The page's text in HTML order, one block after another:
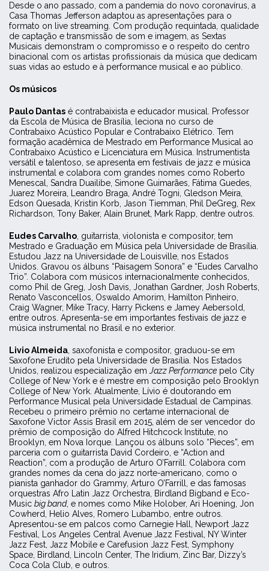
Desde o ano passado, com a pandemia do novo coronavírus, a
Casa Thomas Jefferson adaptou as apresentações para o
formato on live streaming. Com produção requintada, qualidade
de captação e transmissão de som e imagem, as Sextas
Musicais demonstram o compromisso e o respeito do centro
binacional com os artistas profissionais da música que dedicam
suas vidas ao estudo e à performance musical e ao público.
Os músicos
Paulo Dantas é contrabaixista e educador musical. Professor
da Escola de Música de Brasília, leciona no curso de
Contrabaixo Acústico Popular e Contrabaixo Elétrico. Tem
formação acadêmica de Mestrado em Performance Musical ao
Contrabaixo Acústico e Licenciatura em Música. Instrumentista
versátil e talentoso, se apresenta em festivais de jazz e música
instrumental e colabora com grandes nomes como Roberto
Menescal, Sandra Duailibe, Simone Guimarães, Fátima Guedes,
Juarez Moreira, Leandro Braga, André Togni, Gledson Meira,
Edson Quesada, Kristin Korb, Jason Tiemman, Phil DeGreg, Rex
Richardson, Tony Baker, Alain Brunet, Mark Rapp, dentre outros.
Eudes Carvalho, guitarrista, violonista e compositor, tem
Mestrado e Graduação em Música pela Universidade de Brasília.
Estudou Jazz na Universidade de Louisville, nos Estados
Unidos. Gravou os álbuns “Paisagem Sonora” e “Eudes Carvalho
Trio”. Colabora com músicos internacionalmente conhecidos,
como Phil de Greg, Josh Davis, Jonathan Gardner, Josh Roberts,
Renato Vasconcellos, Oswaldo Amorim, Hamilton Pinheiro,
Craig Wagner, Mike Tracy, Harry Pickens e Jamey Aebersold,
entre outros. Apresenta-se em importantes festivais de jazz e
música instrumental no Brasil e no exterior.
Livio Almeida, saxofonista e compositor, graduou-se em
Saxofone Erudito pela Universidade de Brasília. Nos Estados
Unidos, realizou especialização emJazz Performance pelo City
College of New York e é mestre em composição pelo Brooklyn
College of New York. Atualmente, Lívio é doutorando em
Performance Musical pela Universidade Estadual de Campinas.
Recebeu o primeiro prêmio no certame internacional de
Saxofone Victor Assis Brasil em 2015, além de ser vencedor do
prêmio de composição do Alfred Hitchcock Institute, no
Brooklyn, em Nova Iorque. Lançou os álbuns solo “Pieces”, em
parceria com o guitarrista David Cordeiro, e “Action and
Reaction”, com a produção de Arturo O’Farrill. Colabora com
grandes nomes da cena do jazz norte-americano, como o
pianista ganhador do Grammy, Arturo O’Farrill, e das famosas
orquestras Afro Latin Jazz Orchestra, Birdland Bigband e Eco-
Music big band, e nomes como Mike Holober, Ari Hoening, Jon
Cowherd, Helio Alves, Romero Lubambo, entre outros.
Apresentou-se em palcos como Carnegie Hall, Newport Jazz
Festival, Los Angeles Central Avenue Jazz Festival, NY Winter
Jazz Fest, Jazz Mobile e Carefusion Jazz Fest, Symphony
Space, Birdland, Lincoln Center, The Iridium, Zinc Bar, Dizzy’s
Coca Cola Club, e outros.